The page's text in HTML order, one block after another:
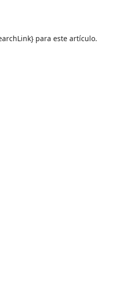
para este artículo.